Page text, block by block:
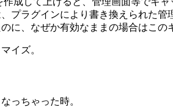
プラグインにより書き換えられた管
に、なぜか有効なままの場合はこの
イズ。
っちゃった時。